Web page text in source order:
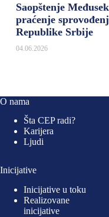
Saopštenje
praćenje
Republike Srbije
04.06.2026
O nama
Šta CEP radi?
Karijera
Ljudi
Inicijative
Inicijative u toku
Realizovane
inicijative